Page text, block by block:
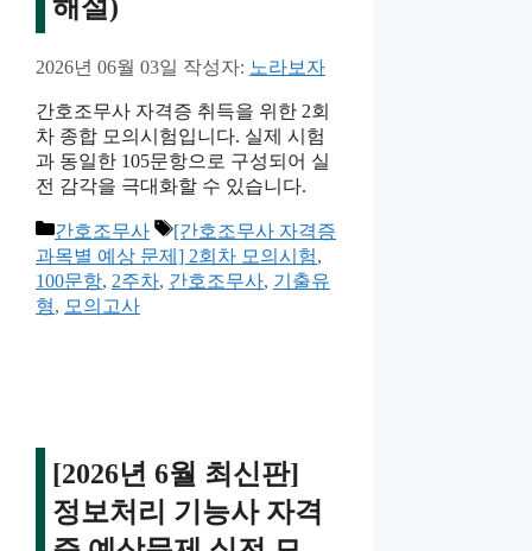
해설)
2026년 06월 03일 작성자: 노라보자
간호조무사 자격증 취득을 위한 2회
차 종합 모의시험입니다. 실제 시험
과 동일한 105문항으로 구성되어 실
전 감각을 극대화할 수 있습니다.
카
테
고
리
간호조무사
태
그
[간호조무사 자격증
과목별 예상 문제] 2회차 모의시험,
100문항, 2주차, 간호조무사, 기출유
형, 모의고사
[2026년 6월 최신판]
정보처리 기능사 자격